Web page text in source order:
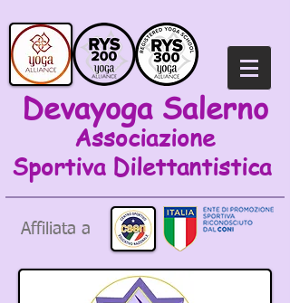
Devayoga Salerno
Associazione
Sportiva Dilettantistica
Affiliata a